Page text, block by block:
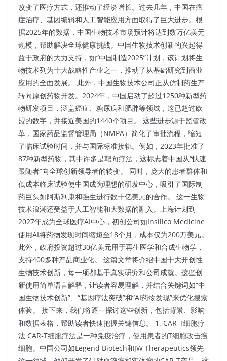
改变了医疗方式，还推动了经济增长。过去几年，中国在癌
症治疗、基因编辑和人工智能应用方面取得了巨大进步。根
据2025年的数据，中国生物技术市场预计将达到数万亿美元
规模，帮助解决全球健康挑战。中国生物技术创新的兴起得
益于政府的大力支持，如“中国制造2025”计划，该计划将生
物技术列为十大战略性产业之一，推动了从基础研究到商业
应用的全面发展。​ 此外，中国生物技术公司正从仿制药生产
转向原创药物开发。2024年，中国启动了超过1250种新型药
物研发项目，涵盖癌症、糖尿病和肥胖等领域，这已超过欧
盟的数字，并接近美国的1440个项目。 这些进步源于监管改
革，国家药品监督管理局（NMPA）简化了审批流程，缩短
了临床试验时间，并与国际标准接轨。例如，2023年批准了
87种新型药物，其中许多是靶向疗法，这标志着中国从“快速
跟随者”向全球创新领导者的转变。 同时，庞大的患者群体和
低成本临床试验使中国成为理想的研发中心，吸引了国际制
药巨头如阿斯利康和强生进行数十亿美元的合作。​ 这一生物
技术浪潮还受益于人工智能和大数据的融入。上海计划到
2027年成为全球医疗AI中心，初创公司如Insilico Medicine
使用AI将药物发现时间缩短至18个月，成本仅为200万美元。
此外，政府投资超过30亿美元用于再生医学和合成生物学，
支持400多种产品商业化。 这篇文章将介绍中国十大开创性
生物技术创新，每一项都基于真实研究和公司成就。这些创
新使用简单语言解释，让读者容易理解，并结合关键词如“中
国生物技术创新”、“基因疗法突破”和“AI药物发现”来优化搜索
体验。 接下来，我们将逐一探讨这些创新，包括背景、影响
和数据表格，帮助读者快速把握关键信息。​ 1. CAR-T细胞疗
法 CAR-T细胞疗法是一种免疫治疗，使用患者的T细胞攻击癌
细胞。中国公司如Legend Biotech和JW Therapeutics领先